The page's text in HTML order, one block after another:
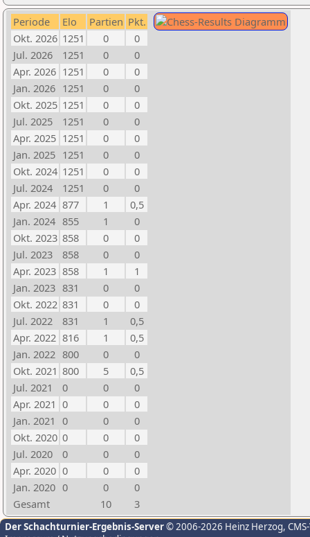
Periode Elo Partien Pkt.
Okt. 2026 1251 0
0
Jul. 2026
1251 0
0
Apr. 2026 1251 0
0
Jan. 2026 1251 0
0
Okt. 2025 1251 0
0
Jul. 2025
1251 0
0
Apr. 2025 1251 0
0
Jan. 2025 1251 0
0
Okt. 2024 1251 0
0
Jul. 2024
1251 0
0
Apr. 2024 877 1
0,5
Jan. 2024 855 1
0
Okt. 2023 858 0
0
Jul. 2023
858 0
0
Apr. 2023 858 1
1
Jan. 2023 831 0
0
Okt. 2022 831 0
0
Jul. 2022
831 1
0,5
Apr. 2022 816 1
0,5
Jan. 2022 800 0
0
Okt. 2021 800 5
0,5
Jul. 2021
0 0
0
Apr. 2021 0 0
0
Jan. 2021 0 0
0
Okt. 2020 0 0
0
Jul. 2020
0 0
0
Apr. 2020 0 0
0
Jan. 2020 0 0
0
Gesamt
10 3
Der Schachturnier-Ergebnis-Server© 2006-2026 Heinz Herzog,